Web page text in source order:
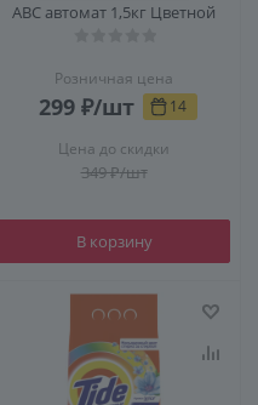
АВС автомат 1,5кг Цветной
Розничная цена
299 ₽/шт 14
Цена до скидки
349₽/шт
В корзину